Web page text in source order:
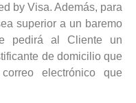
by Visa. Además, para
superior a un baremo
pedirá al Cliente un
de domicilio que
electrónico que